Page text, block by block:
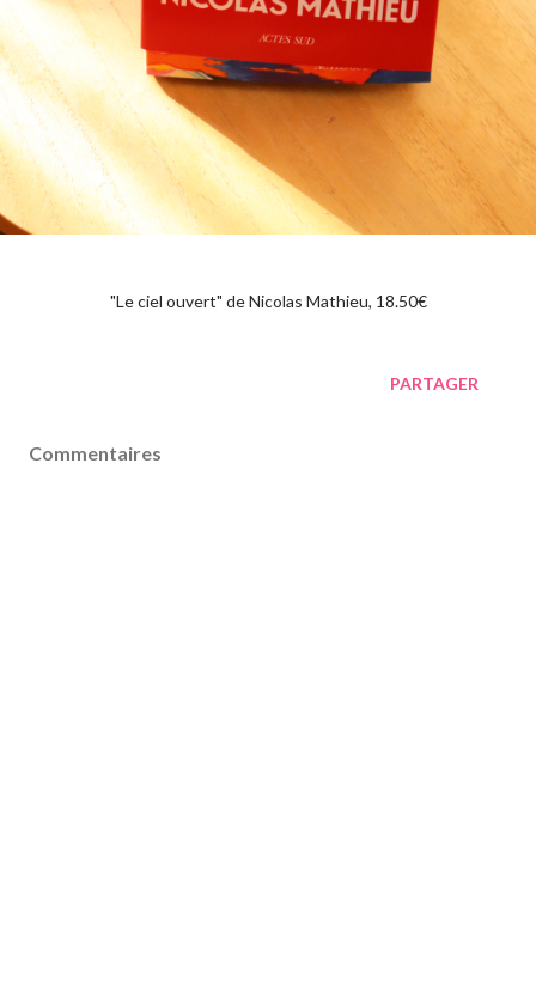
"Le ciel ouvert" de Nicolas Mathieu, 18.50€
PARTAGER
Commentaires